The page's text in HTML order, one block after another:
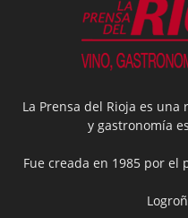
La Prensa del Rioja es
y gastronomía
Fue creada en 1985 por el